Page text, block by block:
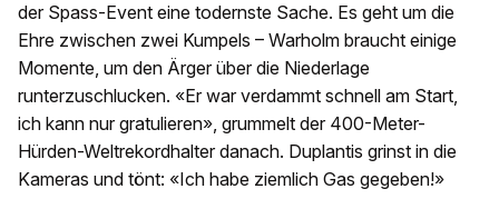
der Spass-Event eine todernste Sache. Es geht um die
Ehre zwischen zwei Kumpels – Warholm braucht einige
Momente, um den Ärger über die Niederlage
runterzuschlucken. «Er war verdammt schnell am Start,
ich kann nur gratulieren», grummelt der 400-Meter-
Hürden-Weltrekordhalter danach. Duplantis grinst in die
Kameras und tönt: «Ich habe ziemlich Gas gegeben!»